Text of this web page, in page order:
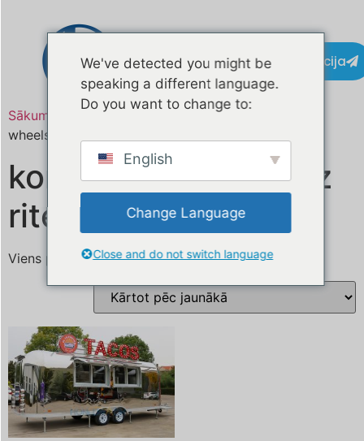
Kontaktinformācija
Sākums
/ Produkts atzīmēts “concession stand on
wheels”
koncesijas stends uz
riteņiem
Viens produkts
We've detected you might be
speaking a different language.
Do you want to change to:
English
Change Language
Close and do not switch language